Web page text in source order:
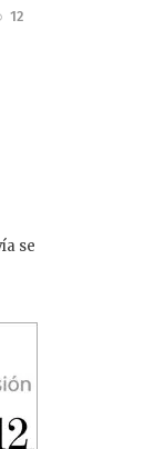
12
se